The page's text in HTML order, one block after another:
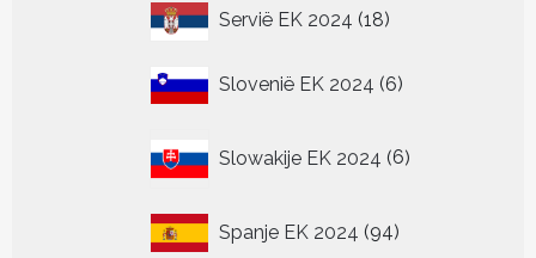
Servië EK 2024 1818
Slovenië EK 2024 66
Slowakije EK 2024 6
producten
Spanje EK 2024 9494